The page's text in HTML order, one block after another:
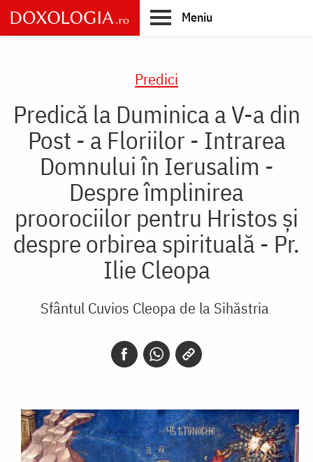
Skip
to
main
Meniu
Predici
Predică la Duminica a V-a din
Post - a Floriilor - Intrarea
Domnului în Ierusalim -
Despre împlinirea
proorociilor pentru Hristos și
despre orbirea spirituală - Pr.
Ilie Cleopa
Sfântul Cuvios Cleopa de la Sihăstria